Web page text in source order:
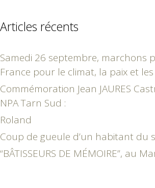
Articles récents
Samedi 26 septembre, marchons
France pour le climat, la paix et
Commémoration Jean JAURES
NPA Tarn Sud :
Roland
Coup de gueule d’un habitant du
“BÂTISSEURS DE MÉMOIRE”, au